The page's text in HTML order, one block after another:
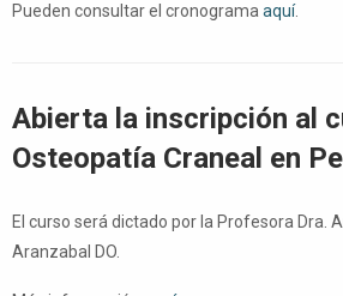
Pueden consultar el cronograma aquí.
Abierta la inscripción al
Osteopatía Craneal en
El curso será dictado por la Profesora Dra.
Aranzabal DO.